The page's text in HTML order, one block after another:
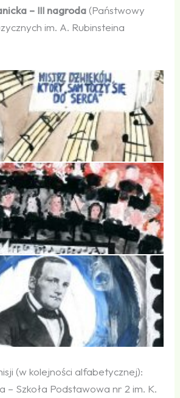
– III nagroda (Państwowy
im. A. Rubinsteina
(w kolejności alfabetycznej):
– Szkoła Podstawowa nr 2 im. K.